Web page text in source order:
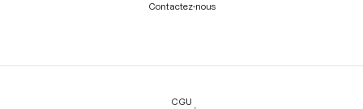
Contactez-nous
Légal
CGU